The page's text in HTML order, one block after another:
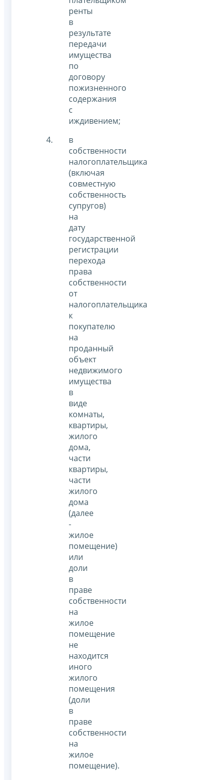
ренты
в
результате
передачи
имущества
по
договору
пожизненного
содержания
с
иждивением;
в
собственности
налогоплательщика
(включая
совместную
собственность
супругов)
на
дату
государственной
регистрации
перехода
права
собственности
от
налогоплательщика
к
покупателю
на
проданный
объект
недвижимого
имущества
в
виде
комнаты,
квартиры,
жилого
дома,
части
квартиры,
части
жилого
дома
(далее
-
жилое
помещение)
или
доли
в
праве
собственности
на
жилое
помещение
не
находится
иного
жилого
помещения
(доли
в
праве
собственности
на
жилое
помещение).